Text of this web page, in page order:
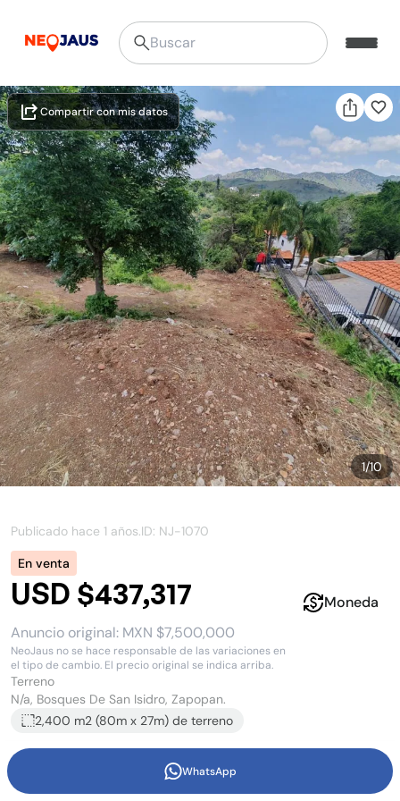
1/10
Compartir con mis datos
Publicado hace 1 años.ID: NJ-1070
En venta
USD $437,317
Anuncio original: MXN $7,500,000
NeoJaus no se hace responsable de las variaciones en
el tipo de cambio. El precio original se indica arriba.
Moneda
Terreno
N/a, Bosques De San Isidro, Zapopan.
2,400 m2 (80m x 27m) de terreno
Terreno fraccionamiento Las Cañadas
WhatsApp